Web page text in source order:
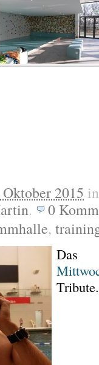
Oktober 2015
. 0
,
Tribute.